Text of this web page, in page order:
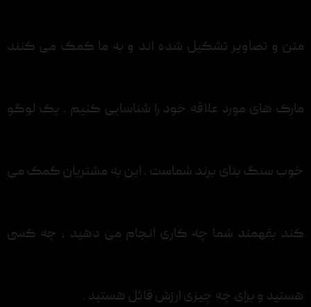
متن و تصاویر تشکیل شده اند و به ما کمک می کنند
مارک های مورد علاقه خود را شناسایی کنیم . یک لوگو
خوب سنگ بنای برند شماست . این به مشتریان کمک می
کند بفهمند شما چه کاری انجام می دهید ، چه کسی
هستید و برای چه چیزی ارزش قائل هستید .